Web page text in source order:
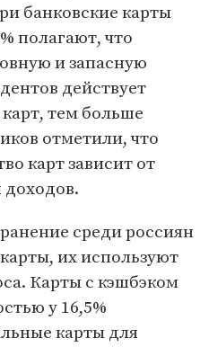
банковские карты
полагают, что
и запасную
действует
тем больше
отметили, что
карт зависит от
доходов.
среди россиян
их используют
Карты с кэшбэком
у 16,5%
карты для